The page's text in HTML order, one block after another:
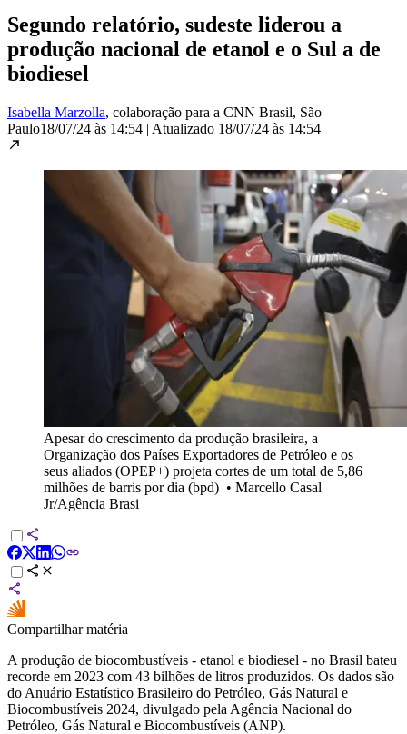
Segundo relatório, sudeste liderou a
produção nacional de etanol e o Sul a de
biodiesel
Isabella Marzolla, colaboração para a CNN Brasil, São
Paulo18/07/24 às 14:54 | Atualizado 18/07/24 às 14:54
Apesar do crescimento da produção brasileira, a
Organização dos Países Exportadores de Petróleo e os
seus aliados (OPEP+) projeta cortes de um total de 5,86
milhões de barris por dia (bpd) • Marcello Casal
Jr/Agência Brasi
Compartilhar matéria
A produção de biocombustíveis - etanol e biodiesel - no Brasil bateu
recorde em 2023 com 43 bilhões de litros produzidos. Os dados são
do Anuário Estatístico Brasileiro do Petróleo, Gás Natural e
Biocombustíveis 2024, divulgado pela Agência Nacional do
Petróleo, Gás Natural e Biocombustíveis (ANP).